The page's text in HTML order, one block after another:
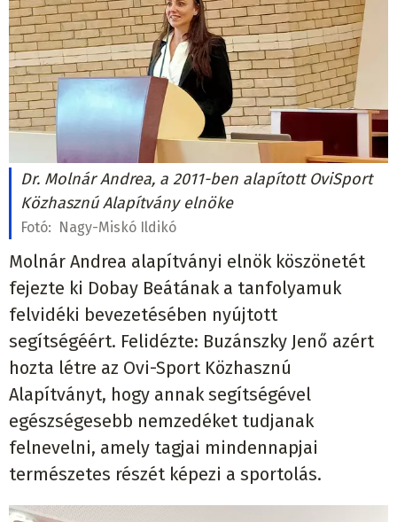
Dr. Molnár Andrea, a 2011-ben alapított OviSport
Közhasznú Alapítvány elnöke
Fotó: Nagy-Miskó Ildikó
Molnár Andrea alapítványi elnök köszönetét
fejezte ki Dobay Beátának a tanfolyamuk
felvidéki bevezetésében nyújtott
segítségéért. Felidézte: Buzánszky Jenő azért
hozta létre az Ovi-Sport Közhasznú
Alapítványt, hogy annak segítségével
egészségesebb nemzedéket tudjanak
felnevelni, amely tagjai mindennapjai
természetes részét képezi a sportolás.